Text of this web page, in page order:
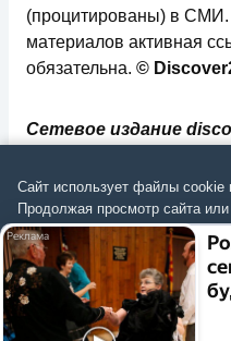
✅ 📄
Сетевое издание
надзору в сфере
технологий и
(Роскомнадзор).
ФС 77 - 73793.
(процитированы) в
материалов активная
обязательна. ©
Сайт использует файлы cookie
Продолжая просмотр сайта
подтверждаетесогласие на
Политика